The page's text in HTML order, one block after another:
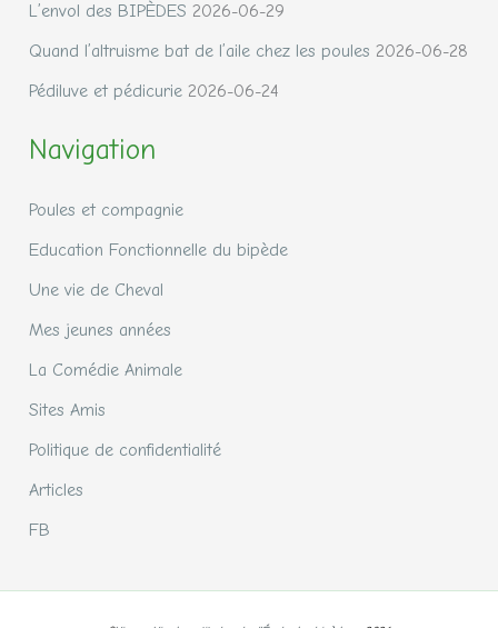
L’envol des BIPÈDES 2026-06-29
Quand l’altruisme bat de l’aile chez les poules 2026-06-28
Pédiluve et pédicurie 2026-06-24
Navigation
Poules et compagnie
Education Fonctionnelle du bipède
Une vie de Cheval
Mes jeunes années
La Comédie Animale
Sites Amis
Politique de confidentialité
Articles
FB